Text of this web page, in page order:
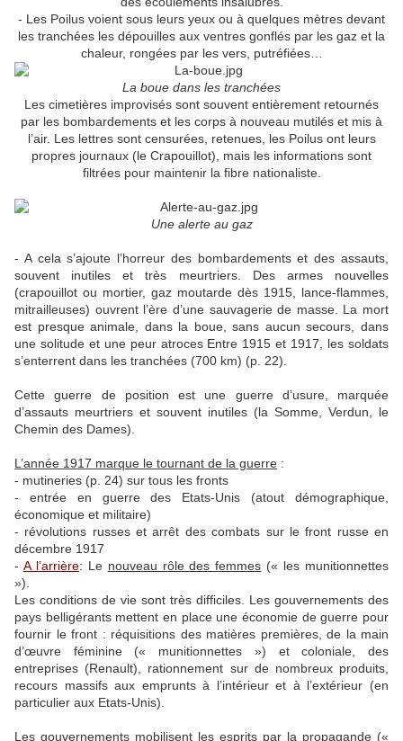
- Les Poilus voient sous leurs yeux ou à quelques mètres devant
les tranchées les dépouilles aux ventres gonflés par les gaz et la
chaleur, rongées par les vers, putréfiées…
La boue dans les tranchées
Les cimetières improvisés sont souvent entièrement retournés
par les bombardements et les corps à nouveau mutilés et mis à
l’air. Les lettres sont censurées, retenues, les Poilus ont leurs
propres journaux (le Crapouillot), mais les informations sont
filtrées pour maintenir la fibre nationaliste.
Une alerte au gaz
- A cela s’ajoute l’horreur des bombardements et des assauts,
souvent inutiles et très meurtriers. Des armes nouvelles
(crapouillot ou mortier, gaz moutarde dès 1915, lance-flammes,
mitrailleuses) ouvrent l’ère d’une sauvagerie de masse. La mort
est presque animale, dans la boue, sans aucun secours, dans
une solitude et une peur atroces Entre 1915 et 1917, les soldats
s’enterrent dans les tranchées (700 km) (p. 22).
Cette guerre de position est une guerre d’usure, marquée
d’assauts meurtriers et souvent inutiles (la Somme, Verdun, le
Chemin des Dames).
L’année 1917 marque le tournant de la guerre :
- mutineries (p. 24) sur tous les fronts
- entrée en guerre des Etats-Unis (atout démographique,
économique et militaire)
- révolutions russes et arrêt des combats sur le front russe en
décembre 1917
- A l’arrière: Le nouveau rôle des femmes (« les munitionnettes
»).
Les conditions de vie sont très difficiles. Les gouvernements des
pays belligérants mettent en place une économie de guerre pour
fournir le front : réquisitions des matières premières, de la main
d’œuvre féminine (« munitionnettes ») et coloniale, des
entreprises (Renault), rationnement sur de nombreux produits,
recours massifs aux emprunts à l’intérieur et à l’extérieur (en
particulier aux Etats-Unis).
Les gouvernements mobilisent les esprits par la propagande («